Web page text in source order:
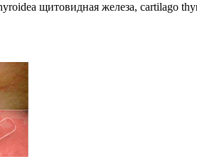
щитовидная железа, cartilago